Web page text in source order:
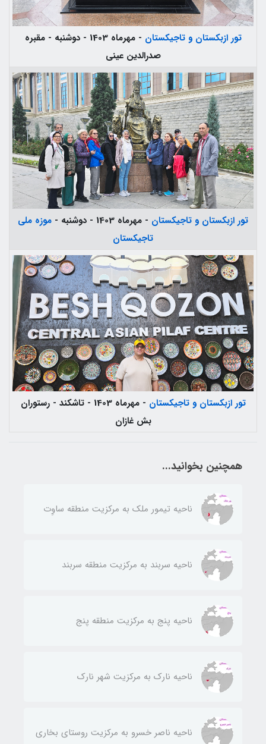
تور ازبکستان و تاجیکستان
- مهرماه 1403 - دوشنبه - مقبره
صدرالدین عینی
تور ازبکستان و تاجیکستان - مهرماه 1403 - دوشنبه -
موزه ملی
تاجیکستان
تور ازبکستان و تاجیکستان
- مهرماه 1403 - تاشکند - رستوران
بش غازان
همچنین بخوانید...
ناحيه تيمور ملك به مركزيت منطقه ساوِت
ناحيه سربند به مركزيت منطقه سربند
ناحيه پنج به مركزيت منطقه پنج
ناحيه نارك به مركزيت شهر نارك
ناحيه ناصر خسرو به مركزيت روستای بخاری